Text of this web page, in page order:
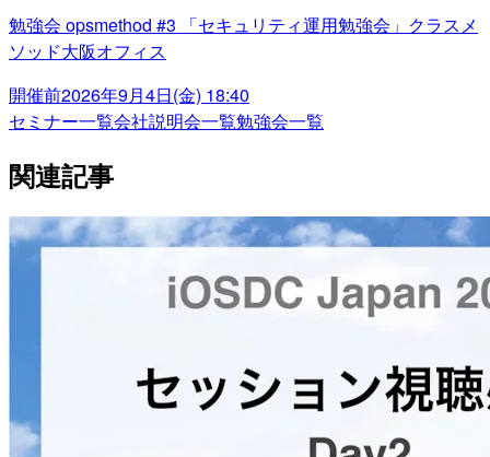
勉強会 opsmethod #3 「セキュリティ運用勉強会」クラスメ
ソッド大阪オフィス
開催前2026年9月4日(金) 18:40
セミナー一覧会社説明会一覧勉強会一覧
関連記事